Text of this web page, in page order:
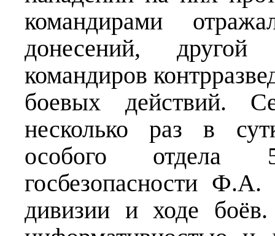
командирами
донесений,
командиров
боевых действий.
несколько раз в
особого отдела
госбезопасности
дивизии и ходе